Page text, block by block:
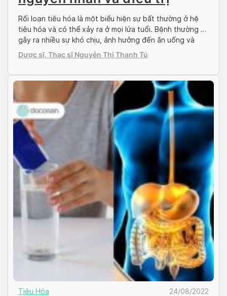
Rối loạn tiêu hóa là một biểu hiện sự bất thường ở hệ
tiêu hóa và có thể xảy ra ở mọi lứa tuổi. Bệnh thường sẽ
gây ra nhiều sự khó chịu, ảnh hưởng đến ăn uống và
cuộc sống sinh hoạt của bạn. Vậy biểu hiện, nguyên
nhân và điều trị rối loạn […]
Dược sĩ, Thạc sĩ Nguyễn Thị Thanh Tú
Tiêu Hóa 24/08/2022